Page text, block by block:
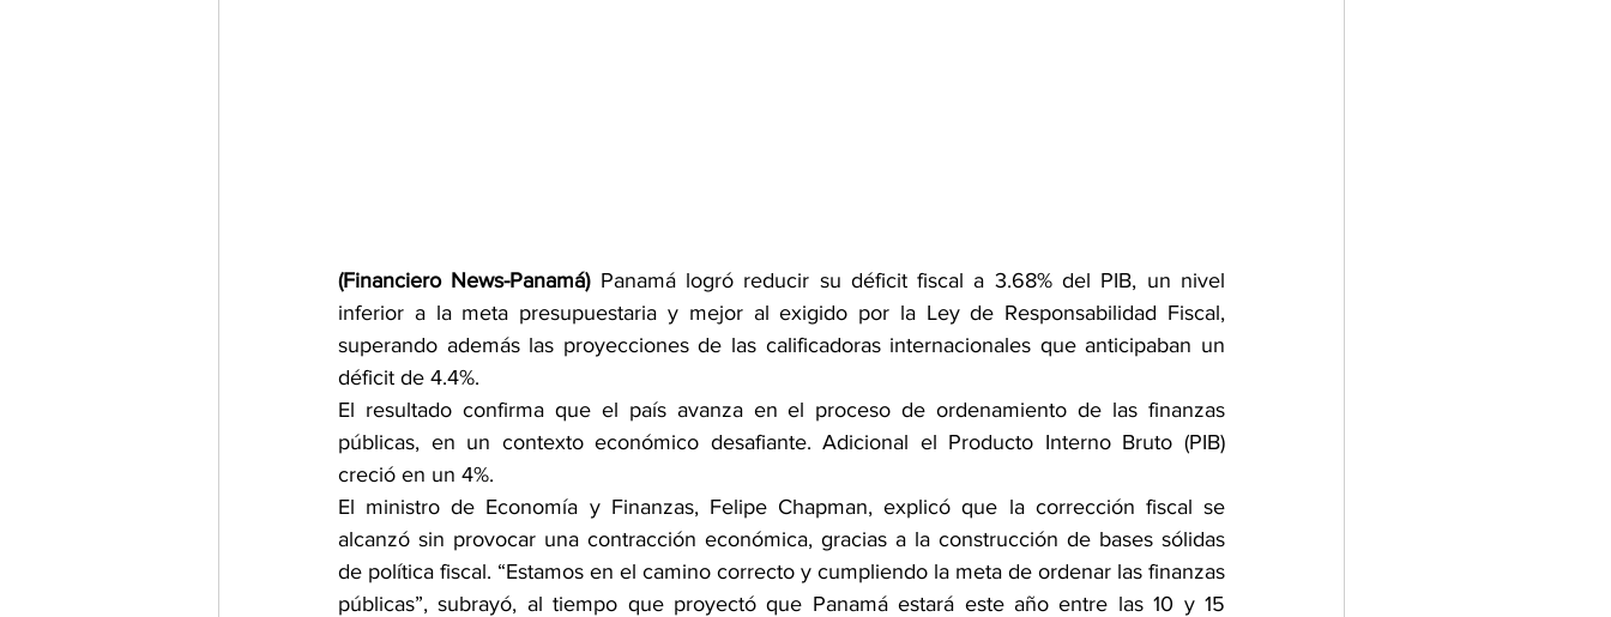
(Financiero News-Panamá) Panamá logró reducir su déficit fiscal a 3.68% del PIB, un nivel
inferior a la meta presupuestaria y mejor al exigido por la Ley de Responsabilidad Fiscal,
superando además las proyecciones de las calificadoras internacionales que anticipaban un
déficit de 4.4%.
El resultado confirma que el país avanza en el proceso de ordenamiento de las finanzas
públicas, en un contexto económico desafiante. Adicional el Producto Interno Bruto (PIB)
creció en un 4%.
El ministro de Economía y Finanzas, Felipe Chapman, explicó que la corrección fiscal se
alcanzó sin provocar una contracción económica, gracias a la construcción de bases sólidas
de política fiscal. “Estamos en el camino correcto y cumpliendo la meta de ordenar las finanzas
públicas”, subrayó, al tiempo que proyectó que Panamá estará este año entre las 10 y 15